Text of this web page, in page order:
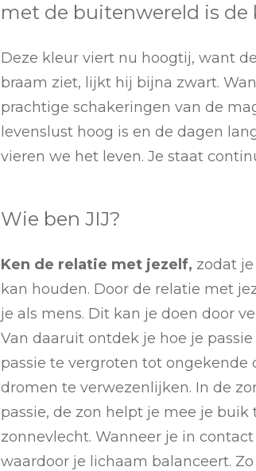
met de buitenwereld is de
Deze kleur viert nu hoogtij, want
braam ziet, lijkt hij bijna zwart.
prachtige schakeringen van de
levenslust hoog is en de dagen
vieren we het leven. Je staat
Wie ben JIJ?
Ken de relatie met jezelf, zodat
kan houden. Door de relatie met
je als mens. Dit kan je doen door
Van daaruit ontdek je hoe je
passie te vergroten tot
dromen te verwezenlijken. In de
passie, de zon helpt je mee je
zonnevlecht. Wanneer je in
waardoor je lichaam balanceert.